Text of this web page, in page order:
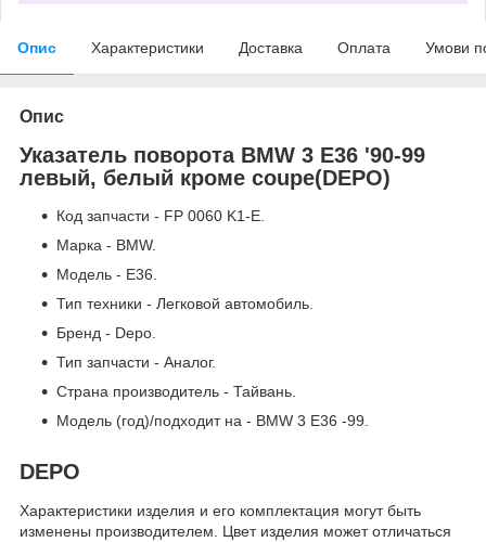
Опис Характеристики Доставка Оплата Умови
Опис
Указатель поворота BMW 3 E36 '90-99
левый, белый кроме coupe(DEPO)
Код запчасти - FP 0060 K1-E.
Марка - BMW.
Модель - E36.
Тип техники - Легковой автомобиль.
Бренд - Depo.
Тип запчасти - Аналог.
Страна производитель - Тайвань.
Модель (год)/подходит на - BMW 3 E36 -99.
DEPO
Характеристики изделия и его комплектация могут быть
изменены производителем. Цвет изделия может отличаться